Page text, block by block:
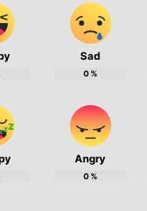
Sad
0%
Angry
0%